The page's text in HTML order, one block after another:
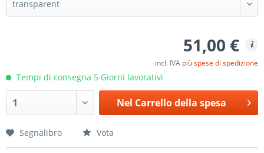
51,00 €
incl. IVA più spese di spedizione
Tempi di consegna 5 Giorni lavorativi
Nel Carrello della spesa
Segnalibro Vota